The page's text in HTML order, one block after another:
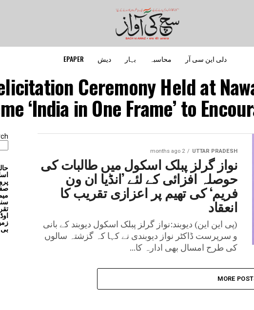
دلی این سی آر محاسبہ بہار دیش EPAPER
Ceremony Held at
‘India in One Frame’ to
UTTAR PRADESH
2 months ago
نواز گرلز پبلک اسکول میں طالبات کی
حوصلہ افزائی کے لئے ’انڈیا ان ون
فریم‘ کی تھیم پر اعزازی تقریب کا
انعقاد
(پی این این) دیوبند:نواز گرلز پبلک اسکول دیوبند کے بانی
و سرپرست ڈاکٹر نواز دیوبندی نے کہا کہ گزشتہ سالوں
کی طرح امسال بھی ادارہ کا...
MORE
بی